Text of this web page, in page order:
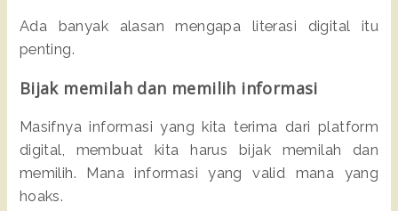
Ada banyak alasan mengapa literasi digital itu
penting.
Bijak memilah dan memilih informasi
Masifnya informasi yang kita terima dari platform
digital, membuat kita harus bijak memilah dan
memilih. Mana informasi yang valid mana yang
hoaks.